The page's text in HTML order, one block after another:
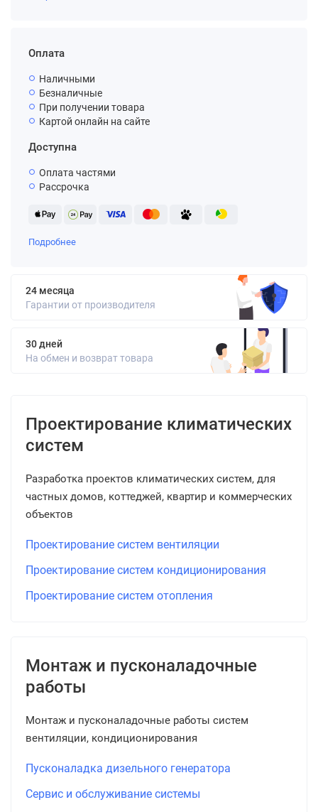
Оплата
Наличными
Безналичные
При получении товара
Картой онлайн на сайте
Доступна
Оплата частями
Рассрочка
Подробнее
24 месяца
Гарантии от производителя
30 дней
На обмен и возврат товара
Проектирование климатических
систем
Разработка проектов климатических систем, для
частных домов, коттеджей, квартир и коммерческих
объектов
Проектирование систем вентиляции
Проектирование систем кондиционирования
Проектирование систем отопления
Монтаж и пусконаладочные
работы
Монтаж и пусконаладочные работы систем
вентиляции, кондиционирования
Пусконаладка дизельного генератора
Сервис и обслуживание системы